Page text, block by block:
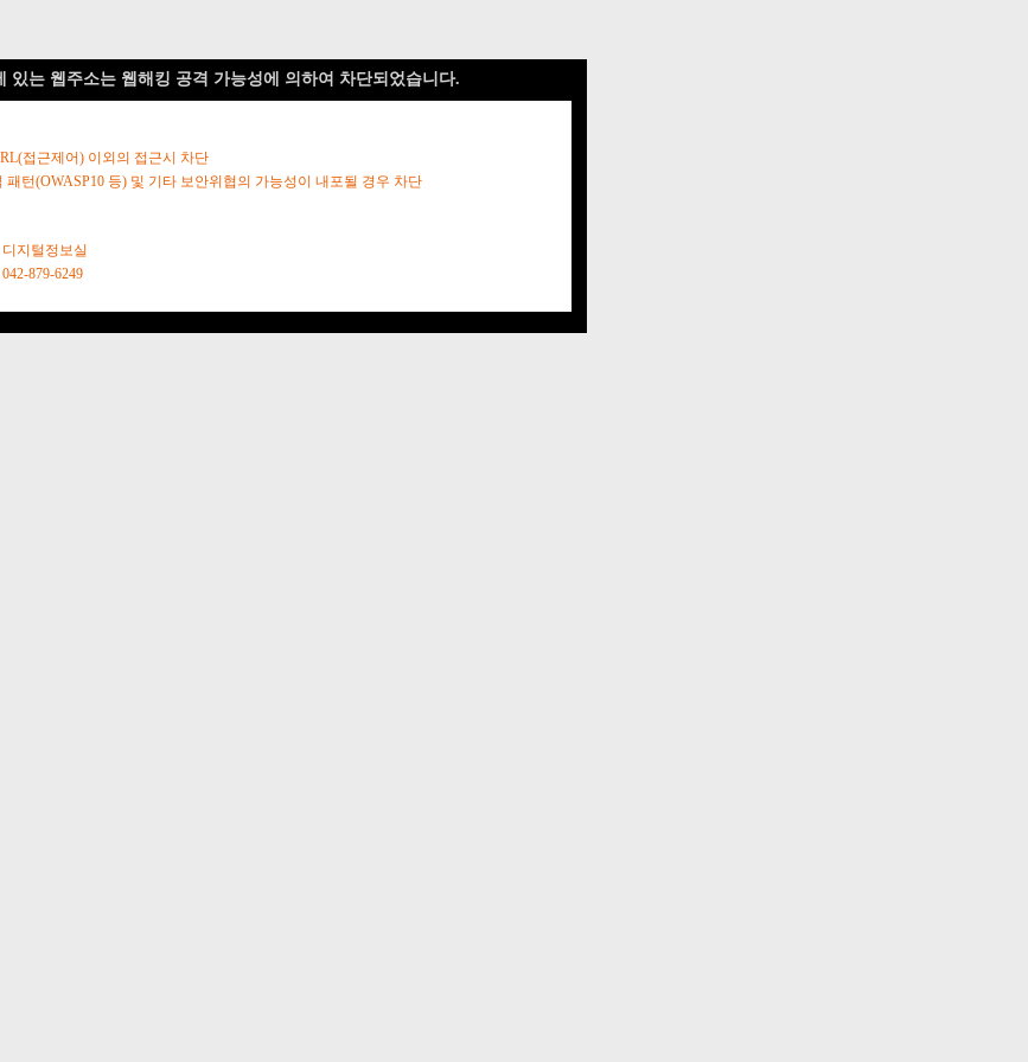
있는 웹주소는 웹해킹 공격 가능성에 의하여 차단되었습니다.
접근제어) 이외의 접근시 차단
패턴(OWASP10 등) 및 기타 보안위협의 가능성이 내포될 경우 차단
지털정보실
879-6249